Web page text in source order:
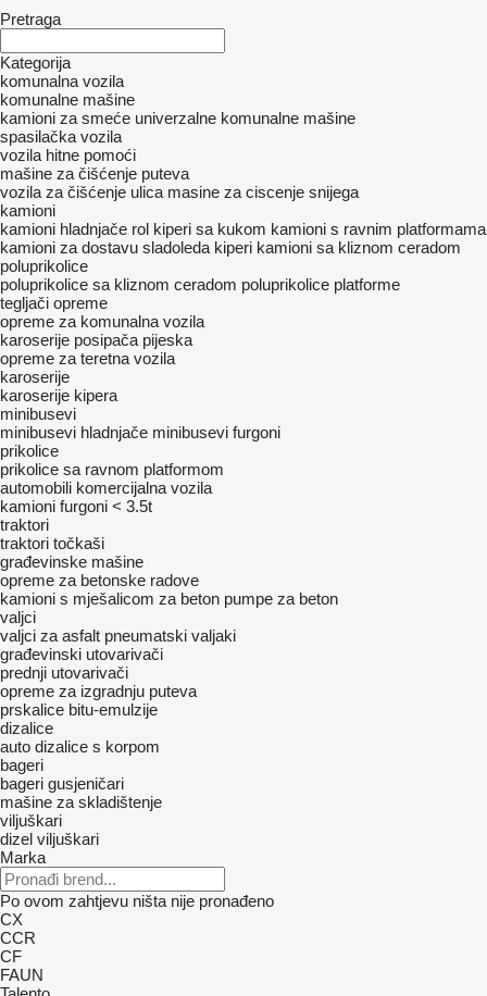
Pretraga
Kategorija
komunalna vozila
komunalne mašine
kamioni za smeće univerzalne komunalne mašine
spasilačka vozila
vozila hitne pomoći
mašine za čišćenje puteva
vozila za čišćenje ulica masine za ciscenje snijega
kamioni
kamioni hladnjače rol kiperi sa kukom kamioni s ravnim platformama
kamioni za dostavu sladoleda kiperi kamioni sa kliznom ceradom
poluprikolice
poluprikolice sa kliznom ceradom poluprikolice platforme
tegljači opreme
opreme za komunalna vozila
karoserije posipača pijeska
оpremе za teretna vozila
karoserije
karoserije kipera
minibusevi
minibusevi hladnjače minibusevi furgoni
prikolice
prikolice sa ravnom platformom
automobili komercijalna vozila
kamioni furgoni < 3.5t
traktori
traktori točkaši
građevinske mašine
opreme za betonske radove
kamioni s mješalicom za beton pumpe za beton
valjci
valjci za asfalt pneumatski valjaki
građevinski utovarivači
prednji utovarivači
opreme za izgradnju puteva
prskalice bitu-emulzije
dizalice
auto dizalice s korpom
bageri
bageri gusjeničari
mašine za skladištenje
viljuškari
dizel viljuškari
Marka
Po ovom zahtjevu ništa nije pronađeno
CX
CCR
CF
FAUN